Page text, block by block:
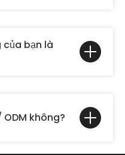
bạn là
ODM không?